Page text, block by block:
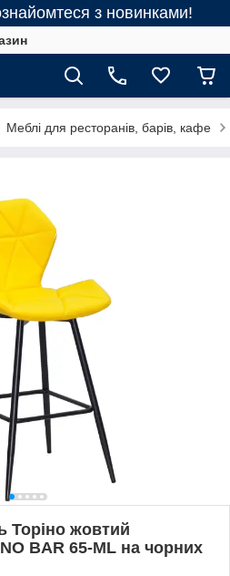
з новинками!
Меблі для ресторанів, барів, кафе
Торіно жовтий
BAR 65-ML на чорних